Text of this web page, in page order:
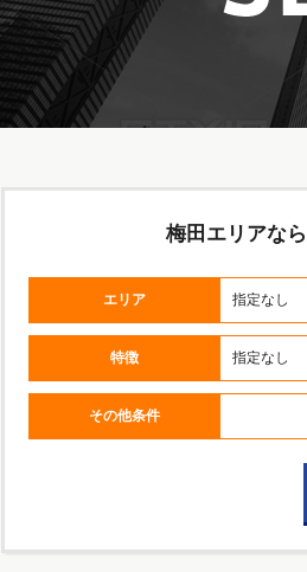
梅田エリアなら
エリア 指定なし
特徴 指定なし
その他条件
梅田1丁目
梅田2丁目
梅田3丁目
うめきた・グランフロント
芝田
角田町・小松原町
茶屋町
堂島・曾根崎新地
中崎西・堂山町・太融寺町
曾根崎
西天満
中津・豊崎
梅田1丁目
梅田2丁目
梅田3丁目
うめきた・グランフロント
芝田
角田町・小松原町
茶屋町
堂島・曾根崎新地
中崎西・堂山町・太融寺町
曾根崎
西天満
中津・豊崎